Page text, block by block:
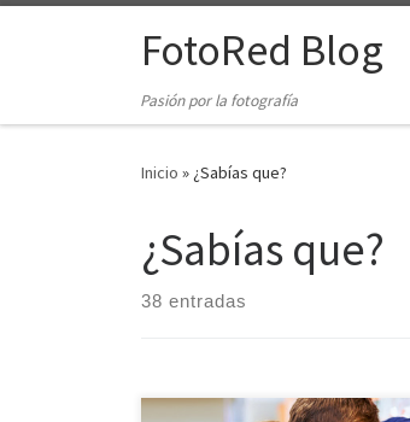
Saltar al contenidoFotoRed Blog
Pasión por la fotografía
Inicio » ¿Sabías que?
¿Sabías que?
38 entradas